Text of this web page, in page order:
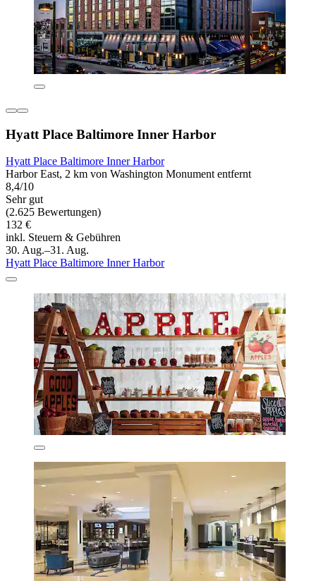
Hyatt Place Baltimore Inner Harbor
Hyatt Place Baltimore Inner Harbor
Harbor East, 2 km von Washington Monument entfernt
8,4/10
Sehr gut
(2.625 Bewertungen)
132 €
inkl. Steuern & Gebühren
30. Aug.–31. Aug.
Hyatt Place Baltimore Inner Harbor